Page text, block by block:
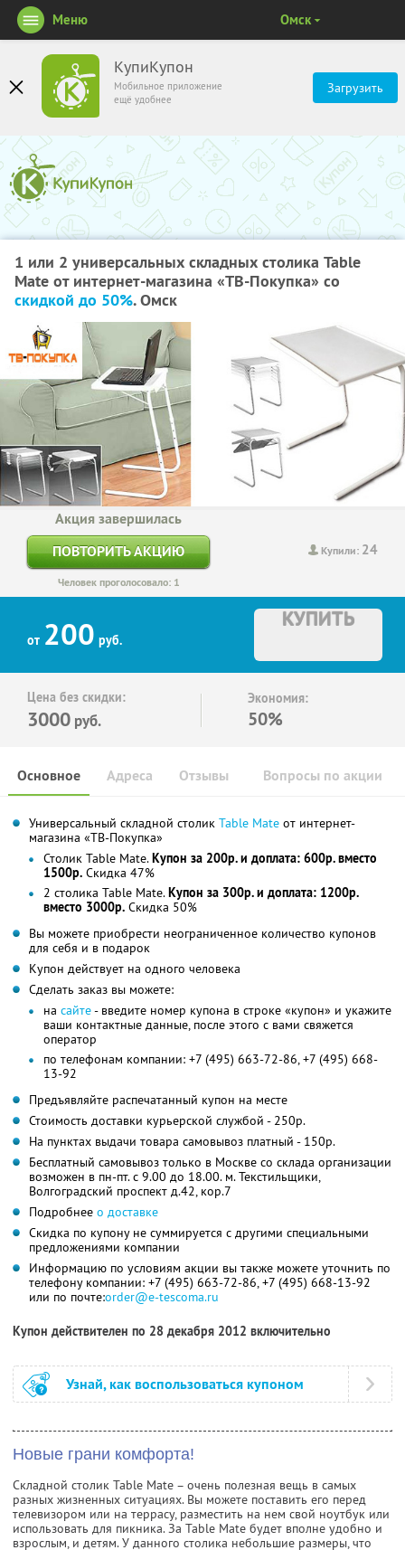
КупиКупон
Мобильное приложение
ещё удобнее
Загрузить
Меню Омск
1 или 2 универсальных складных столика Table
Mate от интернет-магазина «ТВ-Покупка» со
скидкой до 50%. Омск
Купили: 24
Акция завершилась
ПОВТОРИТЬ АКЦИЮ
Человек проголосовало: 1
от 200 руб.
КУПИТЬ
Цена без скидки:
3000 руб.
Экономия:
50%
Основное Отзывы Вопросы по акции
Адреса
Универсальный складной столик Table Mate от интернет-
магазина «ТВ-Покупка»
Столик Table Mate.Купон за 200р. и доплата: 600р. вместо
1500р. Скидка 47%
2 столика Table Mate.Купон за 300р. и доплата: 1200р.
вместо 3000р. Скидка 50%
Вы можете приобрести неограниченное количество купонов
для себя и в подарок
Купон действует на одного человека
Сделать заказ вы можете:
на сайте- введите номер купона в строке «купон» и укажите
ваши контактные данные, после этого с вами свяжется
оператор
по телефонам компании: +7 (495) 663-72-86, +7 (495) 668-
13-92
Предъявляйте распечатанный купон на месте
Стоимость доставки курьерской службой - 250р.
На пунктах выдачи товара самовывоз платный - 150р.
Бесплатный самовывоз только в Москве со склада организации
возможен в пн-пт. с 9.00 до 18.00. м. Текстильщики,
Волгоградский проспект д.42, кор.7
Подробнее о доставке
Скидка по купону не суммируется с другими специальными
предложениями компании
Информацию по условиям акции вы также можете уточнить по
телефону компании: +7 (495) 663-72-86, +7 (495) 668-13-92
или по почте:order@e-tescoma.ru
Купон действителен по 28 декабря 2012 включительно
Узнай, как воспользоваться купоном
Новые грани комфорта!
Cкладной столик Table Mate – очень полезная вещь в самых
разных жизненных ситуациях. Вы можете поставить его перед
телевизором или на террасу, разместить на нем свой ноутбук или
использовать для пикника. За Table Mate будет вполне удобно и
взрослым, и детям. У данного столика небольшие размеры, что